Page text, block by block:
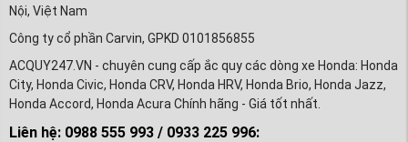
Nội, Việt Nam
Công ty cổ phần Carvin, GPKD 0101856855
ACQUY247.VN - chuyên cung cấp ắc quy các dòng xe Honda: Honda
City, Honda Civic, Honda CRV, Honda HRV, Honda Brio, Honda Jazz,
Honda Accord, Honda Acura Chính hãng - Giá tốt nhất.
Liên hệ: 0988 555 993 / 0933 225 996: